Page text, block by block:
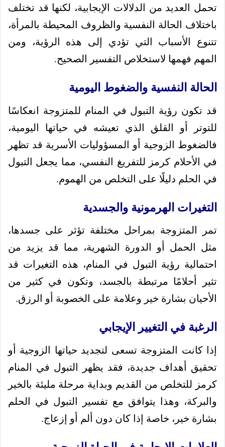
تحمل العديد من الدلالات الإيجابية، لكنها قد تختلف
باختلاف الحالة النفسية والظروف المحيطة بالمرأة،
تتنوع الأسباب التي تؤدي إلى هذه الرؤية، ومن
المهم فهمها لاستخلاص التفسير الصحيح.
الحالة النفسية والضغوط اليومية
قد تكون رؤية التبول في المنام للمتزوجة انعكاسًا
للتوتر أو القلق الذي تعيشه في حياتها اليومية،
فالضغوط الزوجية أو المسؤوليات الأسرية قد تظهر
في الأحلام كرمز للتفريغ النفسي، مما يجعل التبول
في الحلم دليلًا على التخلص من الهموم.
التغيرات الهرمونية والجسدية
تمر المتزوجة بمراحل مختلفة تؤثر على جسدها،
مثل الحمل أو الدورة الشهرية، مما قد يزيد من
احتمالية رؤية التبول في المنام، هذه التغيرات قد
تثير أحلامًا مرتبطة بالجسد، وتكون في كثير من
الأحيان بشارة خير وعلامة على الخصوبة أو الرزق.
الرغبة في التغيير الإيجابي
إذا كانت المتزوجة تسعى لتجديد حياتها الزوجية أو
تحقيق أهداف جديدة، فقد يظهر التبول في المنام
كرمز للتخلص من القديم وبداية مرحلة مليئة بالخير
والبركة، وهذا يتوافق مع تفسير التبول في الحلم
بشارة خير، خاصة إذا كان دون ألم أو إزعاج.